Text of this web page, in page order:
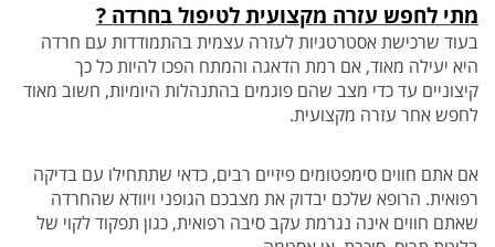
מתי לחפש עזרה מקצועית לטיפול בחרדה ?
בעוד שרכישת אסטרטגיות לעזרה עצמית בהתמודדות עם חרדה
היא יעילה מאוד, אם רמת הדאגה והמתח הפכו להיות כל כך
קיצוניים עד כדי מצב שהם פוגמים בהתנהלות היומיות, חשוב מאוד
לחפש אחר עזרה מקצועית.
אם אתם חווים סימפטומים פיזיים רבים, כדאי שתתחילו עם בדיקה
רפואית. הרופא שלכם יבדוק את מצבכם הגופני ויוודא שהחרדה
שאתם חווים אינה נגרמת עקב סיבה רפואית, כגון תפקוד לקוי של